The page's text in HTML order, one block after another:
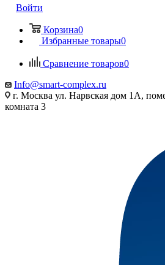
Войти
Корзина0
Избранные товары0
Сравнение товаров0
Info@smart-complex.ru
г. Москва ул. Нарвская дом 1А,
комната 3